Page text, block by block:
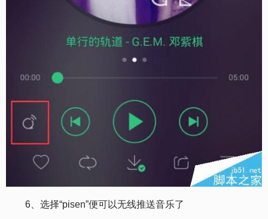
6、选择“pisen”便可以无线推送音乐了